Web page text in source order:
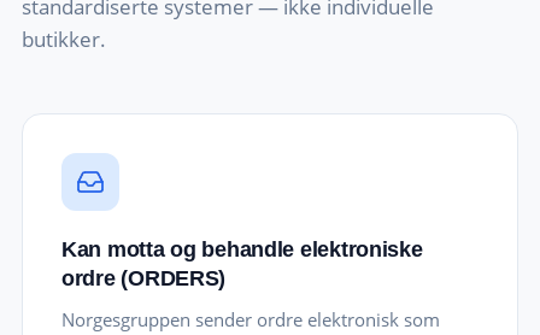
standardiserte systemer — ikke individuelle
butikker.
Kan motta og behandle elektroniske
ordre (ORDERS)
Norgesgruppen sender ordre elektronisk som